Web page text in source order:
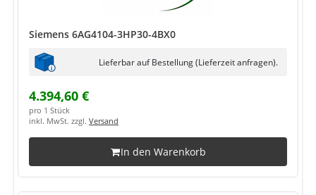
Siemens 6AG4104-3HP30-4BX0
Lieferbar auf Bestellung (Lieferzeit anfragen).
4.394,60 €
pro 1 Stück
inkl. MwSt. zzgl. Versand
In den Warenkorb